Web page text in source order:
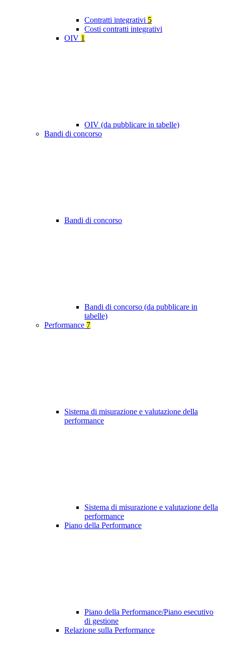
Contratti integrativi 5
Costi contratti integrativi
OIV 1
OIV (da pubblicare in tabelle)
Bandi di concorso
Bandi di concorso
Bandi di concorso (da pubblicare in
tabelle)
Performance 7
Sistema di misurazione e valutazione della
performance
Sistema di misurazione e valutazione della
performance
Piano della Performance
Piano della Performance/Piano esecutivo
di gestione
Relazione sulla Performance